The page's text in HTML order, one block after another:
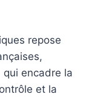
repose
qui encadre la
et la